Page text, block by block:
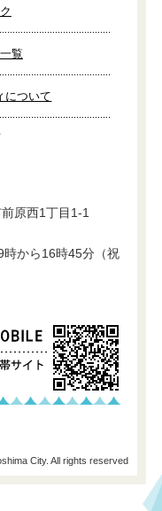
覧
について
原西1丁目1-1
時から16時45分（祝
City. All rights reserved